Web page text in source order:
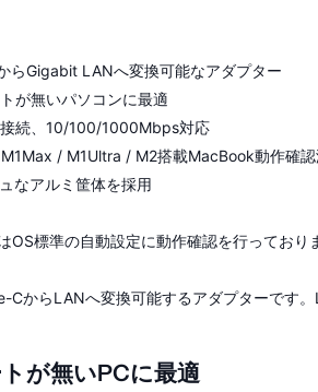
らGigabit LANへ変換可能なアダプター
が無いパソコンに最適
接続、10/100/1000Mbps対応
/ M1Ultra / M2搭載MacBook動作確
なアルミ筐体を採用
OS標準の自動設定に動作確認を行ってお
CからLANへ変換可能するアダプターです
が無いPCに最適